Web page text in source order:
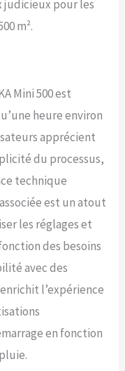
sur la
couverture
une précision
des
Module de
de
le sol et
la pelouse
YUKA mini
peut se
long de la limite
nette et
les
pour
même
satellites.
IA La
de
judicieux pour les
m².
Mini 500 est
heure environ
apprécient
du processus,
technique
est un atout
les réglages et
des besoins
avec des
l’expérience
en fonction